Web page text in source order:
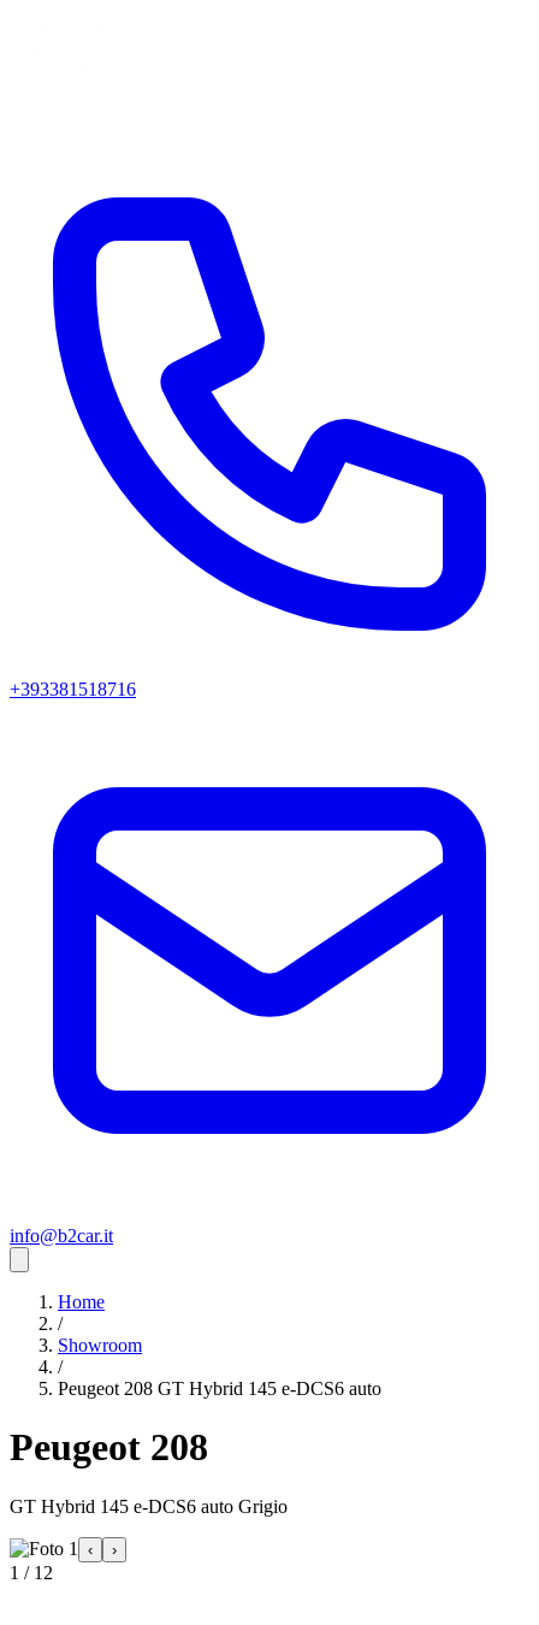
+393381518716
info@b2car.it
Home
/
Showroom
/
Peugeot 208 GT Hybrid 145 e-DCS6 auto
Peugeot 208
GT Hybrid 145 e-DCS6 auto Grigio
‹ ›
1 / 12